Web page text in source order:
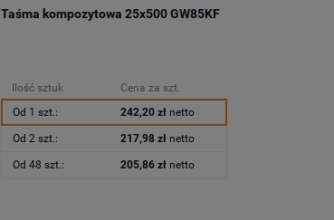
Taśma kompozytowa 25x500 GW85KF
Ilość sztuk
Cena za szt.
Od 1 szt.:
242,20 zł netto
Od 2 szt.: 217,98 zł netto
Od 48 szt.: 205,86 zł netto